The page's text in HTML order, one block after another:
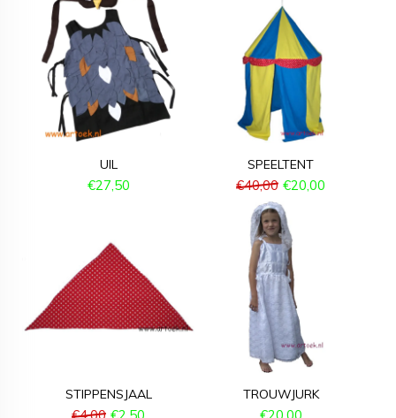
UIL
€27,50
SPEELTENT
€40,00 €20,00
STIPPENSJAAL TROUWJURK